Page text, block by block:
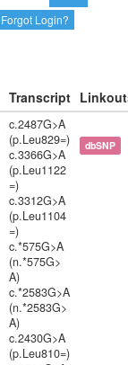
Forgot Login?
Transcript
c.2487G>A
(p.Leu829=)
c.3366G>A
(p.Leu1122
=)
c.3312G>A
(p.Leu1104
=)
c.*575G>A
(n.*575G>
A)
c.*2583G>A
(n.*2583G>
A)
c.2430G>A
(p.Leu810=)
dbSNP